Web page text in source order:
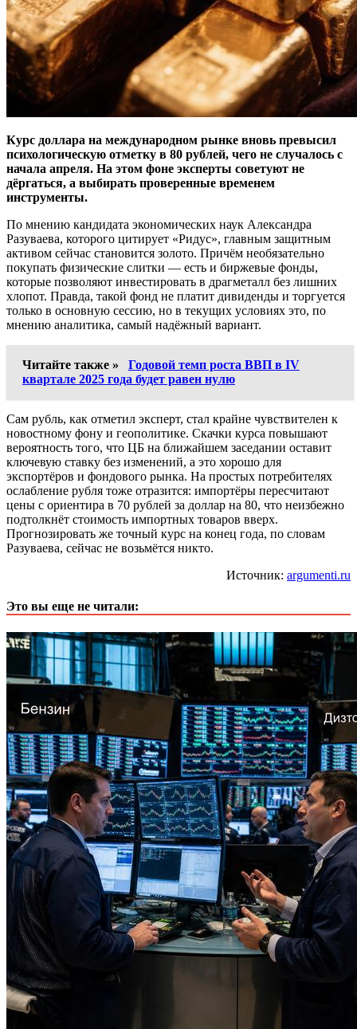
Курс доллара на международном рынке вновь превысил
психологическую отметку в 80 рублей, чего не случалось с
начала апреля. На этом фоне эксперты советуют не
дёргаться, а выбирать проверенные временем
инструменты.
По мнению кандидата экономических наук Александра
Разуваева, которого цитирует «Ридус», главным защитным
активом сейчас становится золото. Причём необязательно
покупать физические слитки — есть и биржевые фонды,
которые позволяют инвестировать в драгметалл без лишних
хлопот. Правда, такой фонд не платит дивиденды и торгуется
только в основную сессию, но в текущих условиях это, по
мнению аналитика, самый надёжный вариант.
Читайте также »
Годовой темп роста ВВП в IV
квартале 2025 года будет равен нулю
Сам рубль, как отметил эксперт, стал крайне чувствителен к
новостному фону и геополитике. Скачки курса повышают
вероятность того, что ЦБ на ближайшем заседании оставит
ключевую ставку без изменений, а это хорошо для
экспортёров и фондового рынка. На простых потребителях
ослабление рубля тоже отразится: импортёры пересчитают
цены с ориентира в 70 рублей за доллар на 80, что неизбежно
подтолкнёт стоимость импортных товаров вверх.
Прогнозировать же точный курс на конец года, по словам
Разуваева, сейчас не возьмётся никто.
Источник: argumenti.ru
Это вы еще не читали: